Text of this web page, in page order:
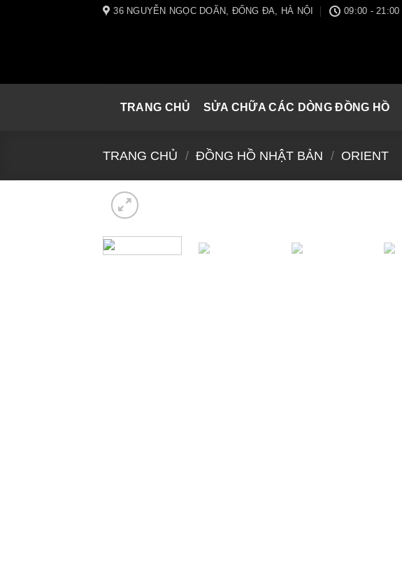
36 NGUYỄN NGỌC DOÃN, ĐỐNG ĐA, HÀ NỘI 09:00 - 21:00
TRANG CHỦ SỬA CHỮA CÁC DÒNG ĐỒNG HỒ
TRANG CHỦ / ĐỒNG HỒ NHẬT BẢN / ORIENT